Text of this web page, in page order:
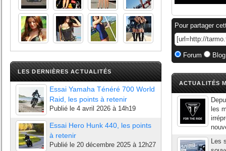
LES DERNIÈRES ACTUALITÉS
Essai Yamaha Ténéré 700 World
Raid, les points à retenir
Publié le 4 avril 2026 à 14h19
Essai Hero Hunk 440, les points
à retenir
Publié le 20 décembre 2025 à 12h27
Pour partager
Forum
ACTUALITÉS
les
Les